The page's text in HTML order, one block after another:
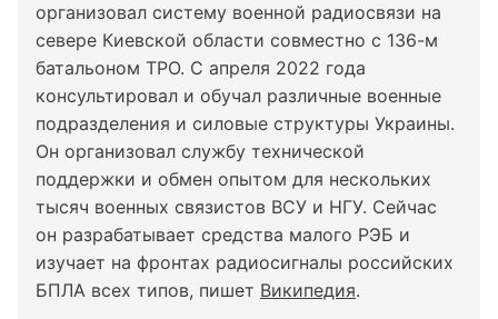
организовал систему военной радиосвязи на
севере Киевской области совместно с 136-м
батальоном ТРО. С апреля 2022 года
консультировал и обучал различные военные
подразделения и силовые структуры Украины.
Он организовал службу технической
поддержки и обмен опытом для нескольких
тысяч военных связистов ВСУ и НГУ. Сейчас
он разрабатывает средства малого РЭБ и
изучает на фронтах радиосигналы российских
БПЛА всех типов, пишет Википедия.